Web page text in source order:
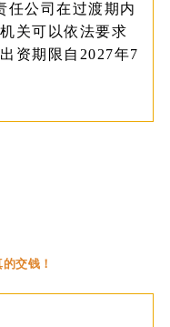
任公司在过渡期内
关可以依法要求
资期限自2027年7
交钱！